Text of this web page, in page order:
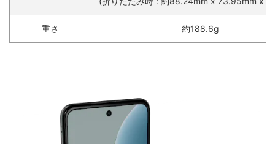
重さ 約188.6g